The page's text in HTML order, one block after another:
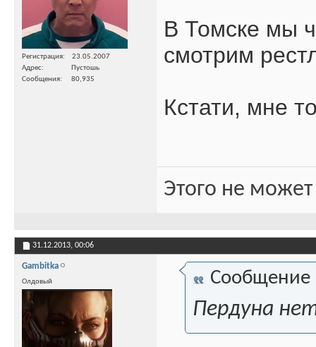
Регистрация
23.05.2007
Адрес
Пустошь
Сообщения
80,935
В Томске мы
смотрим
Кстати, мне
Этого не
31.12.2013, 00:06
Gambitka
Олдовый Сообщение
Пердуна